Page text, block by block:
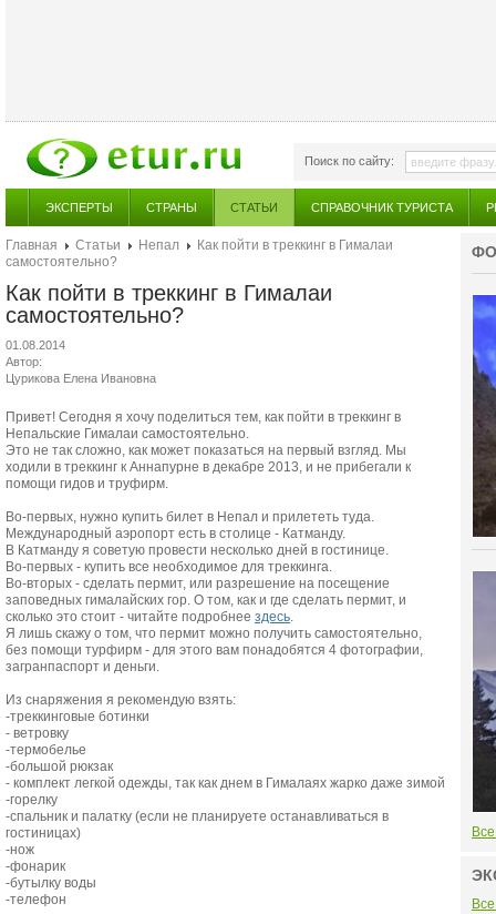
Поиск по сайту:
ЭКСПЕРТЫ СТРАНЫ СТАТЬИ СПРАВОЧНИК ТУРИСТА
Главная Статьи Непал
Как пойти в треккинг в Гималаи
самостоятельно?
Как пойти в треккинг в Гималаи
самостоятельно?
01.08.2014
Автор:
Цурикова Елена Ивановна
Привет! Сегодня я хочу поделиться тем, как пойти в треккинг в
Непальские Гималаи самостоятельно.
Это не так сложно, как может показаться на первый взгляд. Мы
ходили в треккинг к Аннапурне в декабре 2013, и не прибегали к
помощи гидов и труфирм.
Во-первых, нужно купить билет в Непал и прилететь туда.
Международный аэропорт есть в столице - Катманду.
В Катманду я советую провести несколько дней в гостинице.
Во-первых - купить все необходимое для треккинга.
Во-вторых - сделать пермит, или разрешение на посещение
заповедных гималайских гор. О том, как и где сделать пермит, и
сколько это стоит - читайте подробнее здесь.
Я лишь скажу о том, что пермит можно получить самостоятельно,
без помощи турфирм - для этого вам понадобятся 4 фотографии,
загранпаспорт и деньги.
Из снаряжения я рекомендую взять:
-треккинговые ботинки
- ветровку
-термобелье
-большой рюкзак
- комплект легкой одежды, так как днем в Гималаях жарко даже зимой
-горелку
-спальник и палатку (если не планируете останавливаться в
гостиницах)
-нож
-фонарик
-бутылку воды
-телефон